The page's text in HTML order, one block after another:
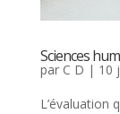
Sciences
par C D | 10
L’évaluation